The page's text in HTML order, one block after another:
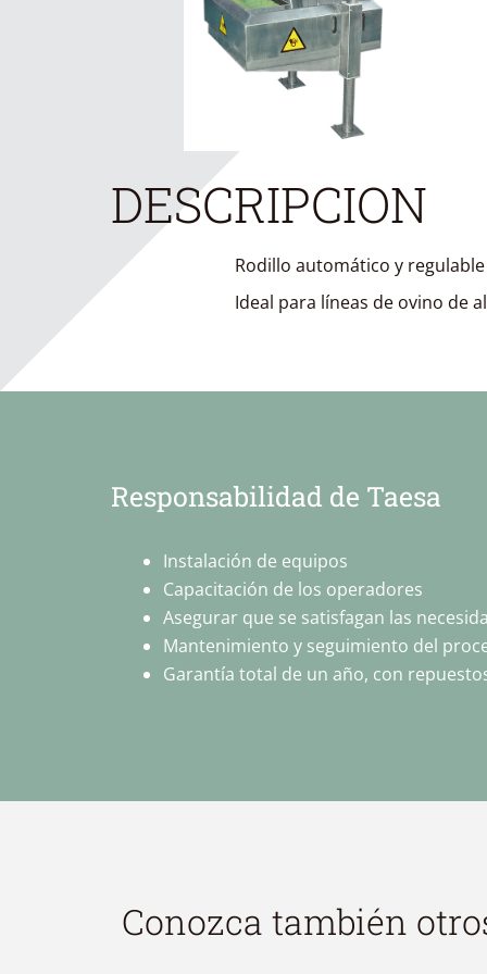
DESCRIPCION
Rodillo automático y
Ideal para líneas de ovino de
Responsabilidad de Taesa
Instalación de equipos
Capacitación de los operadores
Asegurar que se satisfagan las
Mantenimiento y seguimiento del
Garantía total de un año, con
Conozca también